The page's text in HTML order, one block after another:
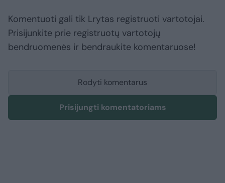
Komentuoti gali tik Lrytas registruoti vartotojai.
Prisijunkite prie registruotų vartotojų
bendruomenės ir bendraukite komentaruose!
Rodyti komentarus
Prisijungti komentatoriams